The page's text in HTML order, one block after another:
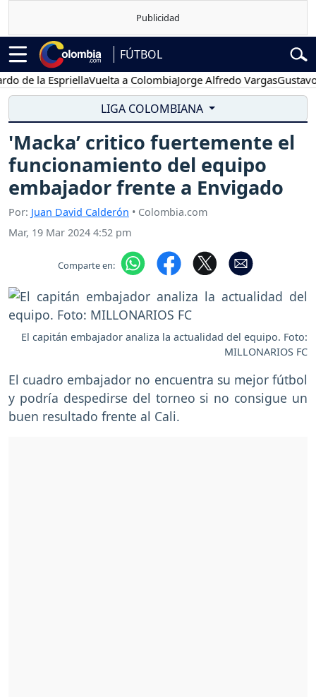
FÚTBOL
la EspriellaVuelta a ColombiaJorge Alfredo VargasGustavo
LIGA COLOMBIANA
'Macka’ critico fuertemente el
funcionamiento del equipo
embajador frente a Envigado
Por: Juan David Calderón • Colombia.com
Mar, 19 Mar 2024 4:52 pm
Comparte en:
El capitán embajador analiza la actualidad del equipo. Foto:
MILLONARIOS FC
El cuadro embajador no encuentra su mejor fútbol
y podría despedirse del torneo si no consigue un
buen resultado frente al Cali.